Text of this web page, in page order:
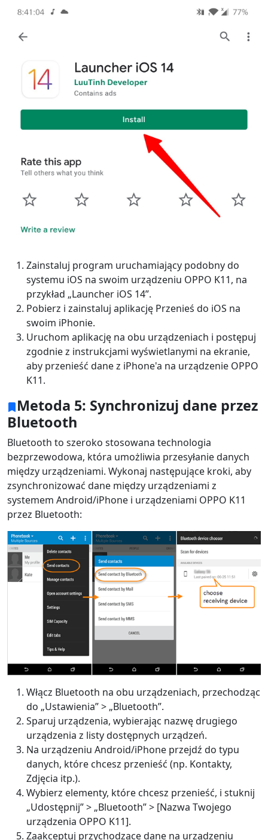
Zainstaluj program uruchamiający podobny do
systemu iOS na swoim urządzeniu OPPO K11, na
przykład „Launcher iOS 14”.
Pobierz i zainstaluj aplikację Przenieś do iOS na
swoim iPhonie.
Uruchom aplikację na obu urządzeniach i postępuj
zgodnie z instrukcjami wyświetlanymi na ekranie,
aby przenieść dane z iPhone'a na urządzenie OPPO
K11.
Metoda 5: Synchronizuj dane przez
Bluetooth
Bluetooth to szeroko stosowana technologia
bezprzewodowa, która umożliwia przesyłanie danych
między urządzeniami. Wykonaj następujące kroki, aby
zsynchronizować dane między urządzeniami z
systemem Android/iPhone i urządzeniami OPPO K11
przez Bluetooth:
Włącz Bluetooth na obu urządzeniach, przechodząc
do „Ustawienia” > „Bluetooth”.
Sparuj urządzenia, wybierając nazwę drugiego
urządzenia z listy dostępnych urządzeń.
Na urządzeniu Android/iPhone przejdź do typu
danych, które chcesz przenieść (np. Kontakty,
Zdjęcia itp.).
Wybierz elementy, które chcesz przenieść, i stuknij
„Udostępnij” > „Bluetooth” > [Nazwa Twojego
urządzenia OPPO K11].
Zaakceptuj przychodzące dane na urządzeniu
Zmiana języka
English Nederlands
Tiếng Việt
日本
Español
Português
Deutsche
Français
Italiano
Norsk
Suomalainen